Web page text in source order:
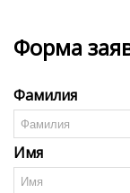
Форма
Фамилия
Имя